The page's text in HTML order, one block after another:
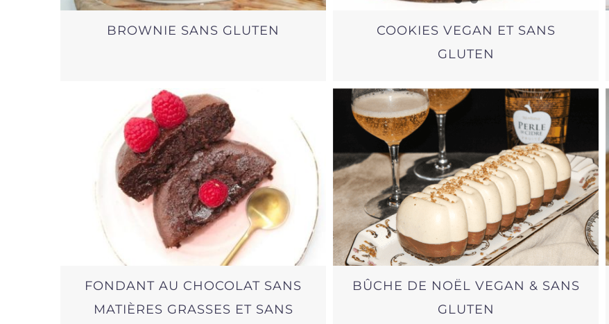
BROWNIE SANS GLUTEN
COOKIES VEGAN ET SANS
GLUTEN
FONDANT AU CHOCOLAT SANS
MATIÈRES GRASSES ET SANS
BÛCHE DE NOËL VEGAN & SANS
GLUTEN